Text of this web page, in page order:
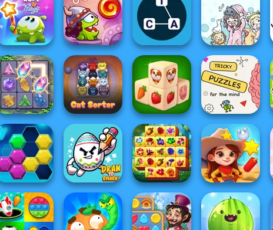
Fun Game Play
Sudoku
Sudoku
State Connect
Match Masters
Find Cat
Word Game
Cut The Rope:
Time Travel
Cut The Rope
Magic
Brain Puzzles
Quests
Farm Mahjong
3D
Cat Sorter Puzzle
Crystal Connect
Spring Tile